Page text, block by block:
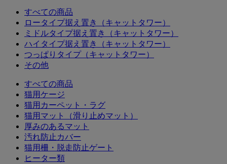
すべての商品
ロータイプ据え置き（キャットタワー）
ミドルタイプ据え置き（キャットタワー）
ハイタイプ据え置き（キャットタワー）
つっぱりタイプ（キャットタワー）
その他
すべての商品
猫用ケージ
猫用カーペット・ラグ
猫用マット（滑り止めマット）
厚みのあるマット
汚れ防止カバー
猫用柵・脱走防止ゲート
ヒーター類